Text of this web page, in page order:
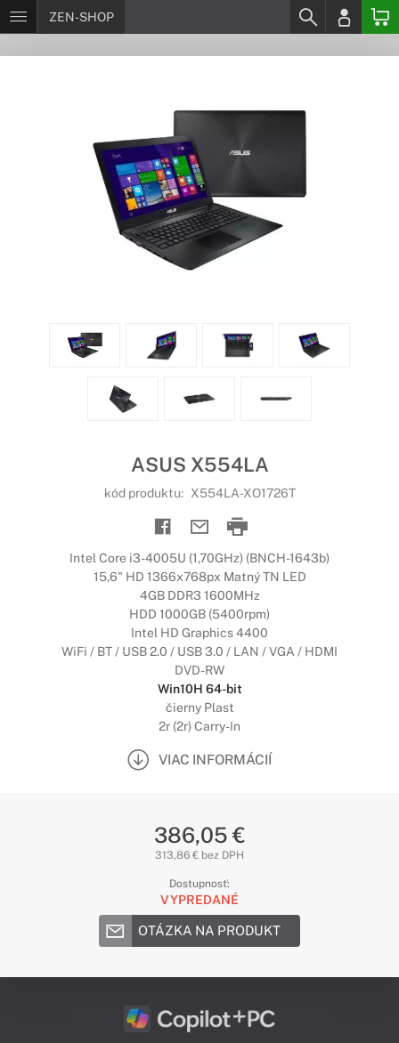
ZEN-SHOP
ASUS X554LA
kód produktu: X554LA-XO1726T
Intel Core i3-4005U (1,70GHz) (BNCH-1643b)
15,6" HD 1366x768px Matný TN LED
4GB DDR3 1600MHz
HDD 1000GB (5400rpm)
Intel HD Graphics 4400
WiFi / BT / USB 2.0 / USB 3.0 / LAN / VGA / HDMI
DVD-RW
Win10H 64-bit
čierny Plast
2r (2r) Carry-In
VIAC INFORMÁCIÍ
386,05 €
313,86 € bez DPH
Dostupnosť:
VYPREDANÉ
OTÁZKA NA PRODUKT